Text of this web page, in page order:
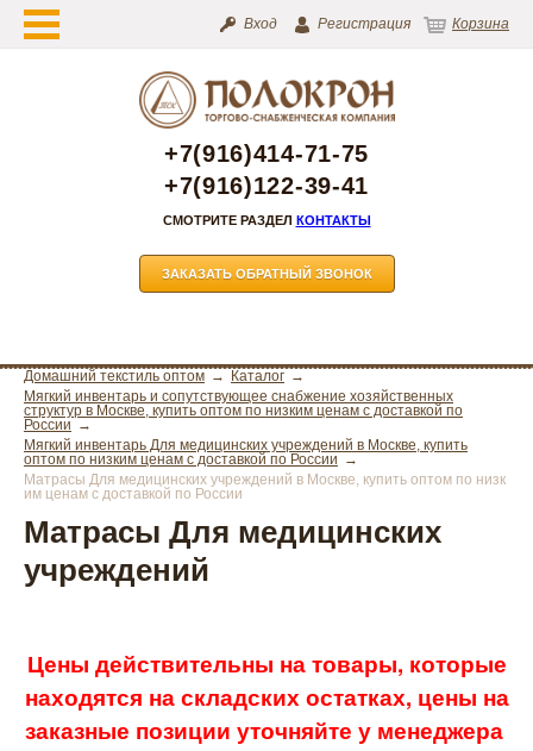
Вход Регистрация Корзина
+7(916)414-71-75
+7(916)122-39-41
СМОТРИТЕ РАЗДЕЛ КОНТАКТЫ
ЗАКАЗАТЬ ОБРАТНЫЙ ЗВОНОК
Домашний текстиль оптом
Каталог
Мягкий инвентарь и сопутствующее снабжение хозяйственных
структур в Москве, купить оптом по низким ценам с доставкой по
России
Мягкий инвентарь Для медицинских учреждений в Москве, купить
оптом по низким ценам с доставкой по России
Матрасы Для медицинских учреждений в Москве, купить оптом по низк
им ценам с доставкой по России
Матрасы Для медицинских
учреждений
Цены действительны на товары, которые
находятся на складских остатках, цены на
заказные позиции уточняйте у менеджера